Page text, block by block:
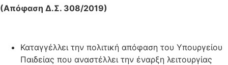
(Απόφαση Δ.Σ. 308/2019)
Καταγγέλλει την πολιτική απόφαση του Υπουργείου
Παιδείας που αναστέλλει την έναρξη λειτουργίας